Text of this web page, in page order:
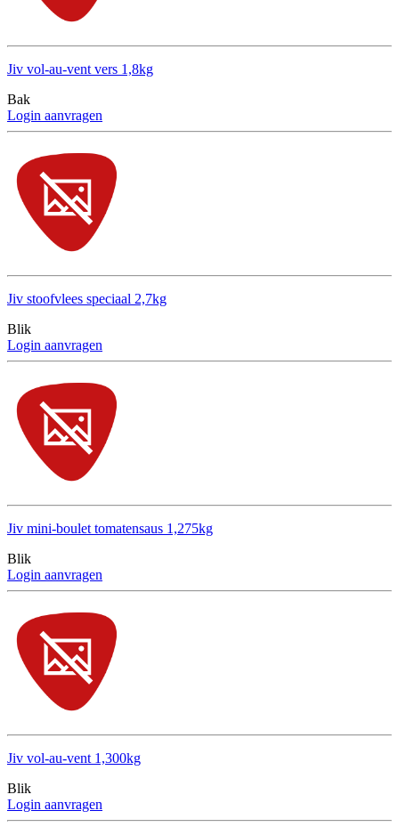
Jiv vol-au-vent vers 1,8kg
Bak
Login aanvragen
Jiv stoofvlees speciaal 2,7kg
Blik
Login aanvragen
Jiv mini-boulet tomatensaus 1,275kg
Blik
Login aanvragen
Jiv vol-au-vent 1,300kg
Blik
Login aanvragen